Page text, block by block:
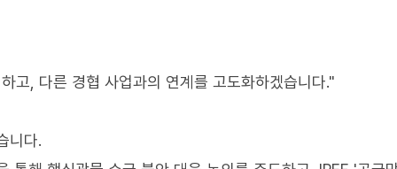
고, 다른 경협 사업과의 연계를 고도화하겠습니다."
니다.